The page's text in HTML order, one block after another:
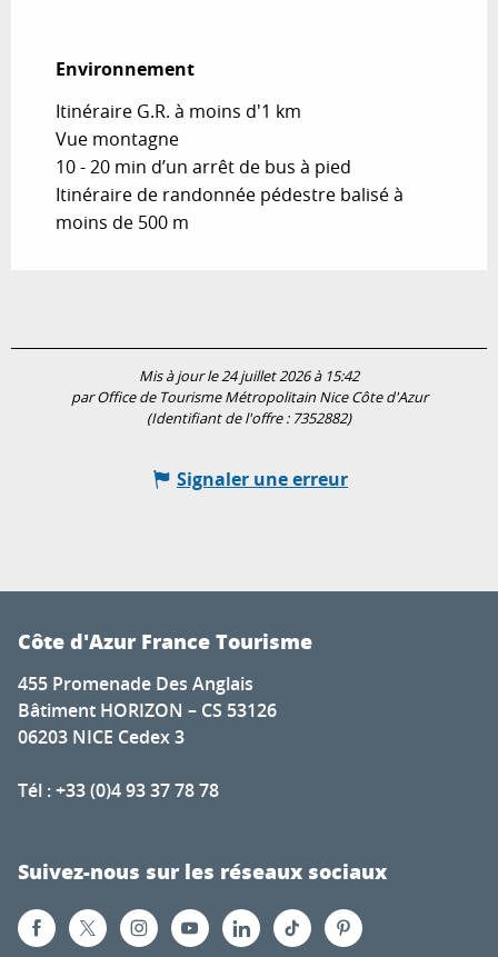
Environnement
Environnement
Itinéraire G.R. à moins d'1 km
Vue montagne
10 - 20 min d’un arrêt de bus à pied
Itinéraire de randonnée pédestre balisé à
moins de 500 m
Mis à jour le 24 juillet 2026 à 15:42
par Office de Tourisme Métropolitain Nice Côte d'Azur
(Identifiant de l'offre : 7352882)
Signaler une erreur
Côte d'Azur France Tourisme
455 Promenade Des Anglais
Bâtiment HORIZON – CS 53126
06203 NICE Cedex 3
Tél : +33 (0)4 93 37 78 78
Suivez-nous sur les réseaux sociaux